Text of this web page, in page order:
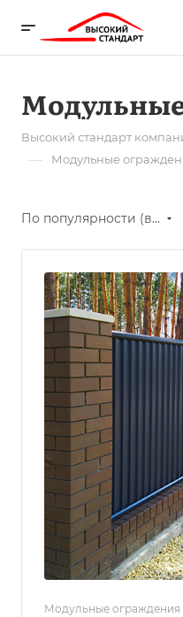
Высокий стандарт
— Модульные
По популярности (возрастание)
Модульные ограждения